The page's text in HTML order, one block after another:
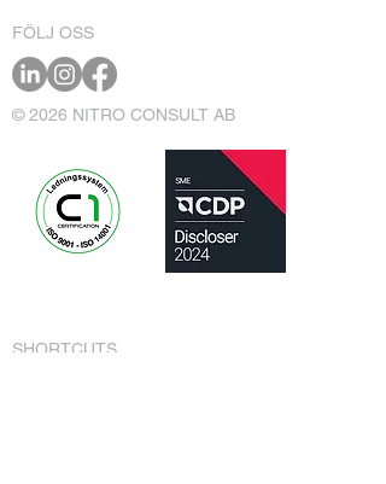
FÖLJ OSS
© 2026 NITRO CONSULT AB
SHORTCUTS